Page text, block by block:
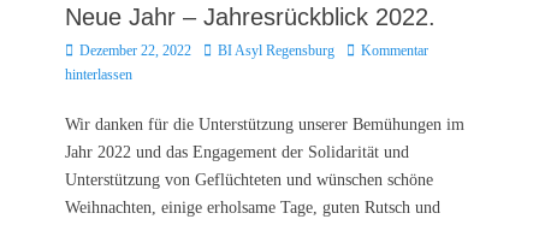
Neue Jahr – Jahresrückblick 2022.
Posted
on
Dezember 22, 2022 AutorBI Asyl Regensburg
Kommentar
hinterlassen
Wir danken für die Unterstützung unserer Bemühungen im
Jahr 2022 und das Engagement der Solidarität und
Unterstützung von Geflüchteten und wünschen schöne
Weihnachten, einige erholsame Tage, guten Rutsch und